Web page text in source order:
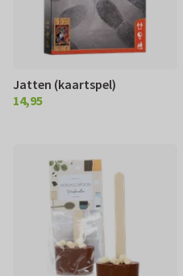
Jatten (kaartspel)
€ 14,95
14,95